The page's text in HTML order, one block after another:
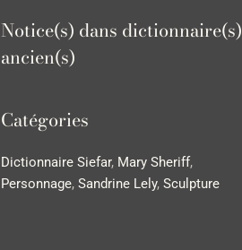
Notice(s) dans dictionnaire(s)
ancien(s)
Catégories
Dictionnaire Siefar, Mary Sheriff,
Personnage, Sandrine Lely, Sculpture